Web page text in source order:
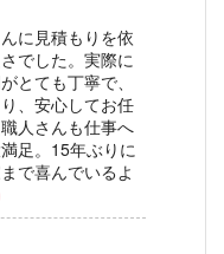
に見積もりを依
でした。実際に
とても丁寧で、
、安心してお任
人さんも仕事へ
足。15年ぶりに
で喜んでいるよ